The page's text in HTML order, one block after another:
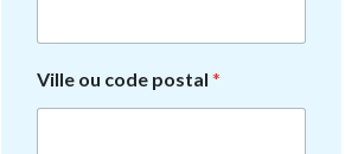
Ville ou code postal *